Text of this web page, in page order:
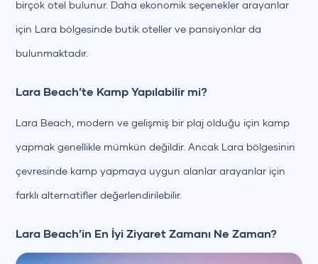
+90 (850) 242 50 50
birçok otel bulunur. Daha ekonomik seçenekler arayanlar
için Lara bölgesinde butik oteller ve pansiyonlar da
bulunmaktadır.
Lara Beach’te Kamp Yapılabilir mi?
Lara Beach, modern ve gelişmiş bir plaj olduğu için kamp
yapmak genellikle mümkün değildir. Ancak Lara bölgesinin
çevresinde kamp yapmaya uygun alanlar arayanlar için
farklı alternatifler değerlendirilebilir.
Lara Beach’in En İyi Ziyaret Zamanı Ne Zaman?